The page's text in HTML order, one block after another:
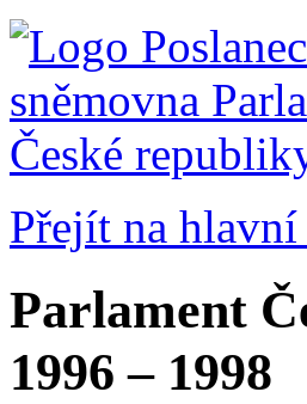
Přejít na
Parlament
1996 – 1998